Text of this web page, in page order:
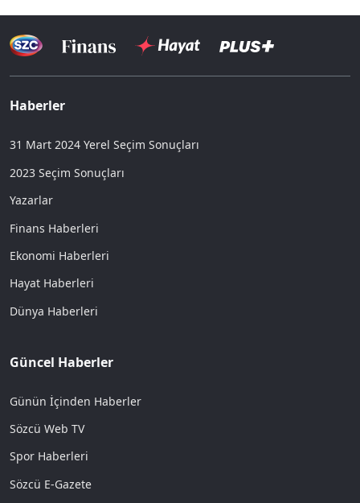
Haberler
31 Mart 2024 Yerel Seçim Sonuçları
2023 Seçim Sonuçları
Yazarlar
Finans Haberleri
Ekonomi Haberleri
Hayat Haberleri
Dünya Haberleri
Güncel Haberler
Günün İçinden Haberler
Sözcü Web TV
Spor Haberleri
Sözcü E-Gazete